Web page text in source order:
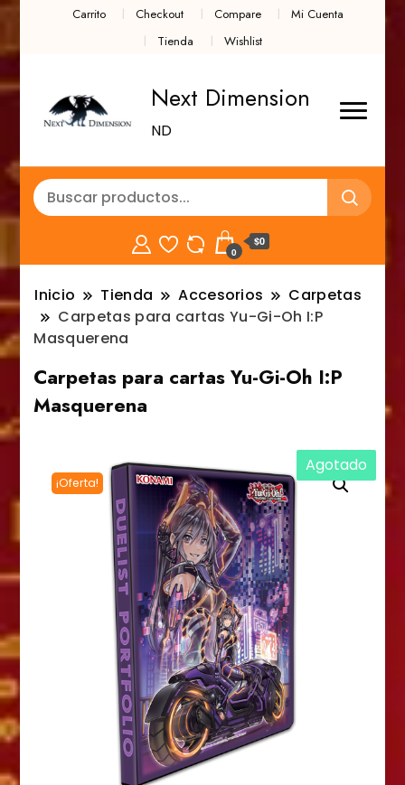
Carrito Checkout Compare
Mi Cuenta
Tienda
Wishlist
Next Dimension
ND
0
$0
Inicio Tienda Accesorios
Carpetas
Carpetas para cartas Yu-Gi-Oh I:P
Masquerena
Carpetas para cartas Yu-Gi-Oh I:P
Masquerena
¡Oferta!
Agotado